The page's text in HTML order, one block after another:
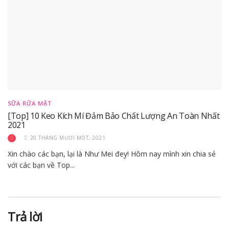
SỮA RỬA MẶT
[Top] 10 Keo Kích Mí Đảm Bảo Chất Lượng An Toàn Nhất
2021
20 THÁNG MƯỜI MỘT, 2021
Xin chào các bạn, lại là Như Mei đey! Hôm nay mình xin chia sẻ
với các bạn về Top...
Trả lời